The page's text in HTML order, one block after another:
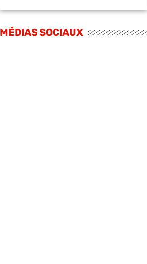
MÉDIAS SOCIAUX